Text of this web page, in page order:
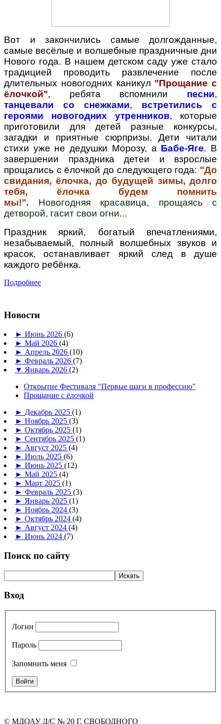
Вот и закончились самые долгожданные,
самые весёлые и волшебные праздничные дни
Нового года. В нашем детском саду уже стало
традицией проводить развлечение после
длительных новогодних каникул "Прощание с
ёлочкой", ребята вспомнили песни,
танцевали со снежками, встретились с
героями новогодних утренников, которые
приготовили для детей разные конкурсы,
загадки и приятные сюрпризы. Дети читали
стихи уже не дедушки Морозу, а Бабе-Яге. В
завершении праздника детеи и взрослые
прощались с ёлочкой до следующего года: "До
свидания, ёлочка, до будущей зимы, долго
тебя, ёлочка будем помнить
мы!". Новогодняя красавица, прощаясь с
детворой, гасит свои огни...
Праздник яркий, богатый впечатлениями,
незабываемый, полный волшебных звуков и
красок, останавливает яркий след в душе
каждого ребёнка.
Подробнее
Новости
► Июнь 2026 (6)
► Май 2026 (4)
► Апрель 2026 (10)
► Февраль 2026 (7)
▼ Январь 2026 (2)
Открытие Фестиваля "Первые шаги в профессию"
Прощание с ёлочкой
► Декабрь 2025 (1)
► Ноябрь 2025 (3)
► Октябрь 2025 (1)
► Сентябрь 2025 (1)
► Август 2025 (4)
► Июль 2025 (6)
► Июнь 2025 (12)
► Май 2025 (4)
► Март 2025 (1)
► Февраль 2025 (3)
► Январь 2025 (1)
► Ноябрь 2024 (3)
► Октябрь 2024 (4)
► Август 2024 (4)
► Июнь 2024 (7)
Поиск по сайту
Вход
Логин
Пароль
Запомнить меня
© МДОАУ Д/С № 20 Г. СВОБОДНОГО